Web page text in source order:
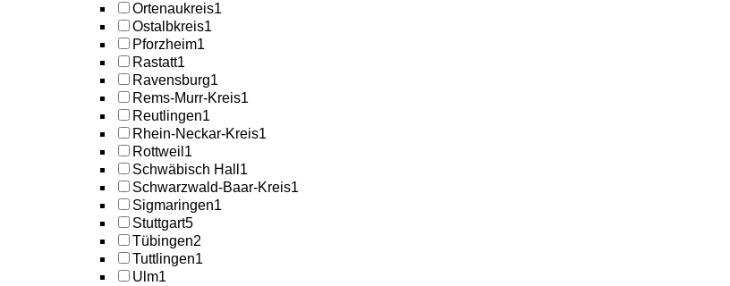
Ortenaukreis1
Ostalbkreis1
Pforzheim1
Rastatt1
Ravensburg1
Rems-Murr-Kreis1
Reutlingen1
Rhein-Neckar-Kreis1
Rottweil 1
Schwäbisch Hall 1
Schwarzwald-Baar-Kreis1
Sigmaringen1
Stuttgart5
Tübingen2
Tuttlingen1
Ulm1